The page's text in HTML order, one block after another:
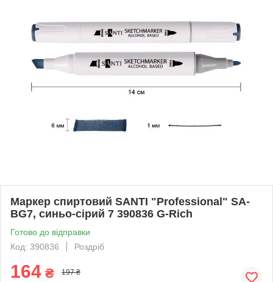
Маркер спиртовий SANTI "Professional" SA-
BG7, синьо-сірий 7 390836 G-Rich
Готово до відправки
Код: 390836
Роздріб
164 ₴ 197 ₴